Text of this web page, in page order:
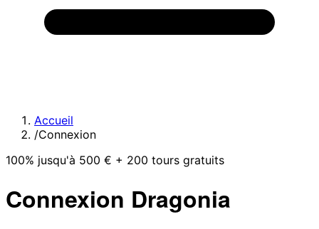
Accueil
/Connexion
100% jusqu'à 500 € + 200 tours gratuits
Connexion Dragonia